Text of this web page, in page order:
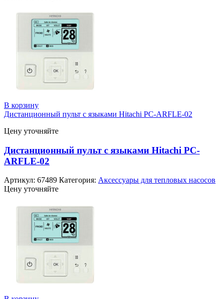
В корзину
Дистанционный пульт с языками Hitachi PC-ARFLE-02
Цену уточняйте
Дистанционный пульт с языками Hitachi PC-
ARFLE-02
Артикул: 67489 Категория: Аксессуары для тепловых насосов
Цену уточняйте